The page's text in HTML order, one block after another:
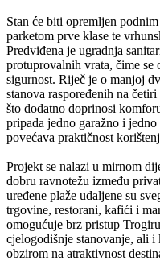
Stan će biti opremljen
parketom prve klase te
Predviđena je ugradnja
protuprovalnih vrata, čime se
sigurnost. Riječ je o manjoj
stanova raspoređenih na
što dodatno doprinosi
pripada jedno garažno i
povećava praktičnost
Projekt se nalazi u mirnom
dobru ravnotežu između
uređene plaže udaljene su
trgovine, restorani, kafići i
omogućuje brz pristup
cjelogodišnje stanovanje, ali
obzirom na atraktivnost